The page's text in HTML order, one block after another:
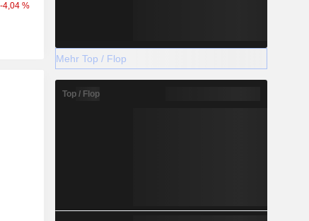
-4,04 %
Mehr Top / Flop
Top / Flop